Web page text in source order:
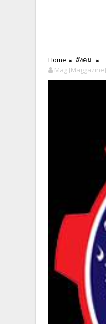
Home
สังคม
Mag [Maggazine]